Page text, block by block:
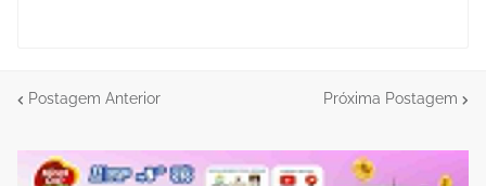
Postagem Anterior Próxima Postagem